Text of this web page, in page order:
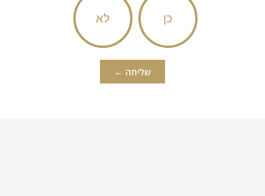
כן לא
שליחה ←